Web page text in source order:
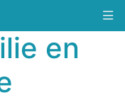
en